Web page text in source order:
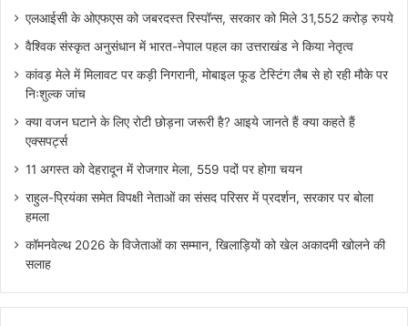
एलआईसी के ओएफएस को जबरदस्त रिस्पॉन्स, सरकार को मिले 31,552 करोड़ रुपये
वैश्विक संस्कृत अनुसंधान में भारत-नेपाल पहल का उत्तराखंड ने किया नेतृत्व
कांवड़ मेले में मिलावट पर कड़ी निगरानी, मोबाइल फूड टेस्टिंग लैब से हो रही मौके पर
निःशुल्क जांच
क्या वजन घटाने के लिए रोटी छोड़ना जरूरी है? आइये जानते हैं क्या कहते हैं
एक्सपर्ट्स
11 अगस्त को देहरादून में रोजगार मेला, 559 पदों पर होगा चयन
राहुल-प्रियंका समेत विपक्षी नेताओं का संसद परिसर में प्रदर्शन, सरकार पर बोला
हमला
कॉमनवेल्थ 2026 के विजेताओं का सम्मान, खिलाड़ियों को खेल अकादमी खोलने की
सलाह